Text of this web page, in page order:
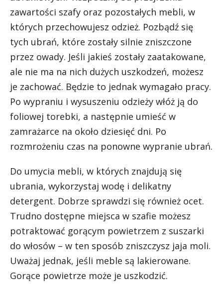
zawartości szafy oraz pozostałych mebli, w
których przechowujesz odzież. Pozbądź się
tych ubrań, które zostały silnie zniszczone
przez owady. Jeśli jakieś zostały zaatakowane,
ale nie ma na nich dużych uszkodzeń, możesz
je zachować. Będzie to jednak wymagało pracy.
Po wypraniu i wysuszeniu odzieży włóż ją do
foliowej torebki, a następnie umieść w
zamrażarce na około dziesięć dni. Po
rozmrożeniu czas na ponowne wypranie ubrań.
Do umycia mebli, w których znajdują się
ubrania, wykorzystaj wodę i delikatny
detergent. Dobrze sprawdzi się również ocet.
Trudno dostępne miejsca w szafie możesz
potraktować gorącym powietrzem z suszarki
do włosów – w ten sposób zniszczysz jaja moli.
Uważaj jednak, jeśli meble są lakierowane.
Gorące powietrze może je uszkodzić.